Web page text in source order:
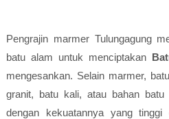
Pengrajin marmer Tulungagung
batu alam untuk menciptakan
mengesankan. Selain marmer,
granit, batu kali, atau bahan
dengan kekuatannya yang tinggi